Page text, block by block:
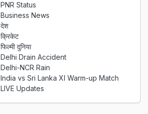
PNR Status
Business News
देश
क्रिकेट
फिल्मी दुनिया
Delhi Drain Accident
Delhi-NCR Rain
India vs Sri Lanka XI Warm-up Match
LIVE Updates